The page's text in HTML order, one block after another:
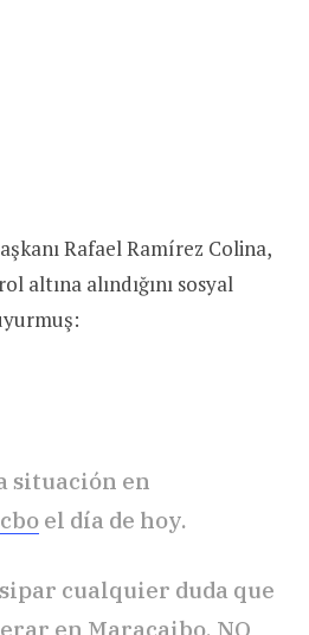
Rafael Ramírez Colina,
altına alındığını sosyal
situación en
el día de hoy.
cualquier duda que
en Maracaibo. NO